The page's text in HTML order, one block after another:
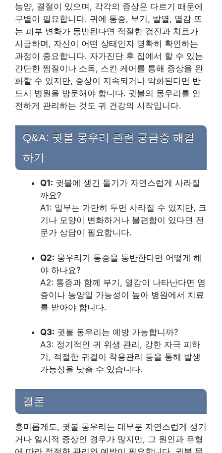
농양, 결절이 있으며, 각각의 증상은 다르기 때문에
구별이 필요합니다. 귀에 통증, 부기, 발열, 열감 또
는 피부 변화가 동반된다면 적절한 검진과 치료가
시급하며, 자신이 어떤 상태인지 명확히 확인하는
과정이 중요합니다. 자가진단 후 집에서 할 수 있는
간단한 찜질이나 소독, 스킨 케어를 통해 증상을 완
화할 수 있지만, 증상이 지속되거나 악화된다면 반
드시 병원을 방문해야 합니다. 귓볼의 몽우리를 안
전하게 관리하는 것도 귀 건강의 시작입니다.
Q&A: 귓볼 몽우리 관련 궁금증 해결
하기
Q1: 귓볼에 생긴 돌기가 자연스럽게 사라질
까요?
A1: 일부는 가만히 두면 사라질 수 있지만, 크
기나 모양이 변화하거나 불편함이 있다면 전
문가 상담이 필요합니다.
Q2: 몽우리가 통증을 동반한다면 어떻게 해
야 하나요?
A2: 통증과 함께 부기, 열감이 나타난다면 염
증이나 농양일 가능성이 높아 병원에서 치료
를 받아야 합니다.
Q3: 귓볼 몽우리는 예방 가능합니까?
A3: 정기적인 귀 위생 관리, 강한 자극 피하
기, 적절한 귀걸이 착용관리 등을 통해 발생
가능성을 낮출 수 있습니다.
결론
흥미롭게도, 귓볼 몽우리는 대부분 자연스럽게 생기
거나 일시적 증상인 경우가 많지만, 그 원인과 유형